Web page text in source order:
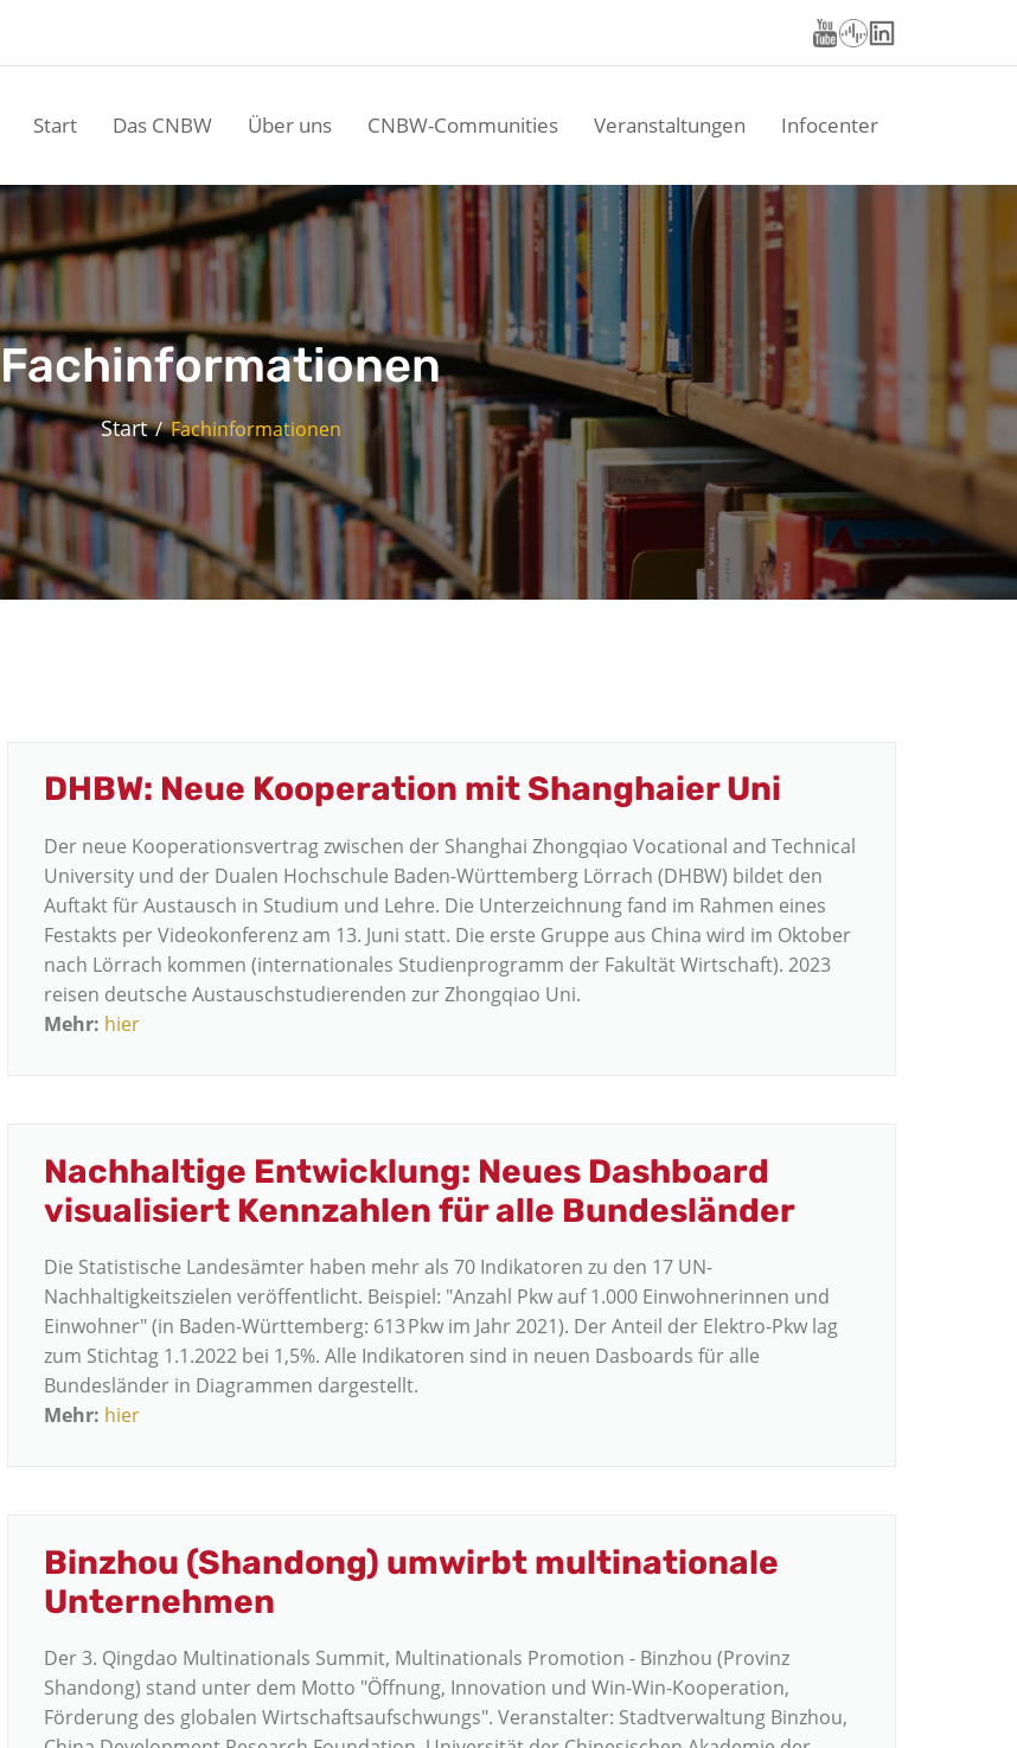
Start Das CNBW Über uns CNBW-Communities Veranstaltungen Infocenter
Fachinformationen
Start Fachinformationen
DHBW: Neue Kooperation mit Shanghaier Uni
Der neue Kooperationsvertrag zwischen der Shanghai Zhongqiao Vocational and Technical
University und der Dualen Hochschule Baden-Württemberg Lörrach (DHBW) bildet den
Auftakt für Austausch in Studium und Lehre. Die Unterzeichnung fand im Rahmen eines
Festakts per Videokonferenz am 13. Juni statt. Die erste Gruppe aus China wird im Oktober
nach Lörrach kommen (internationales Studienprogramm der Fakultät Wirtschaft). 2023
reisen deutsche Austauschstudierenden zur Zhongqiao Uni.
Mehr: hier
Nachhaltige Entwicklung: Neues Dashboard
visualisiert Kennzahlen für alle Bundesländer
Die Statistische Landesämter haben mehr als 70 Indikatoren zu den 17 UN-
Nachhaltigkeitszielen veröffentlicht. Beispiel: "Anzahl Pkw auf 1.000 Einwohnerinnen und
Einwohner" (in Baden-Württemberg: 613 Pkw im Jahr 2021). Der Anteil der Elektro-Pkw lag
zum Stichtag 1.1.2022 bei 1,5%. Alle Indikatoren sind in neuen Dasboards für alle
Bundesländer in Diagrammen dargestellt.
Mehr: hier
Binzhou (Shandong) umwirbt multinationale
Unternehmen
Der 3. Qingdao Multinationals Summit, Multinationals Promotion - Binzhou (Provinz
Shandong) stand unter dem Motto "Öffnung, Innovation und Win-Win-Kooperation,
Förderung des globalen Wirtschaftsaufschwungs". Veranstalter: Stadtverwaltung Binzhou,